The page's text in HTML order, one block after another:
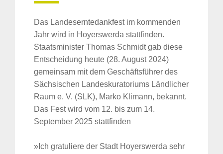
Das Landeserntedankfest im kommenden
Jahr wird in Hoyerswerda stattfinden.
Staatsminister Thomas Schmidt gab diese
Entscheidung heute (28. August 2024)
gemeinsam mit dem Geschäftsführer des
Sächsischen Landeskuratoriums Ländlicher
Raum e. V. (SLK), Marko Klimann, bekannt.
Das Fest wird vom 12. bis zum 14.
September 2025 stattfinden
»Ich gratuliere der Stadt Hoyerswerda sehr